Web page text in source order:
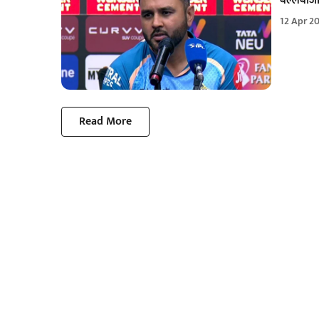
12 Apr
Read More